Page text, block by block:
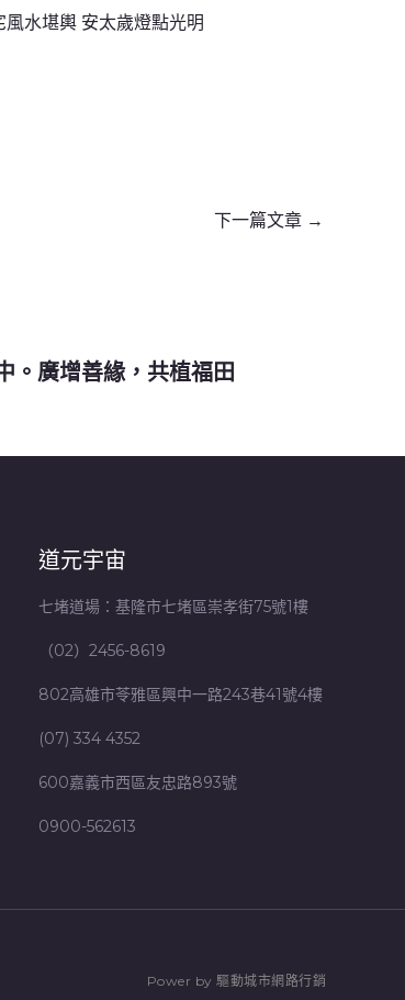
水堪輿 安太歲燈點光明
下一篇文章 →
。廣增善緣，共植福田
道元宇宙
七堵道場：基隆市七堵區崇孝街75號1樓
（02）2456-8619
802高雄市苓雅區興中一路243巷41號4樓
(07) 334 4352
600嘉義市西區友忠路893號
0900-562613
Power by 驅動城市網路行銷